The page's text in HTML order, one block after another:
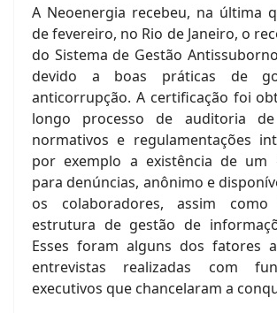
A Neoenergia recebeu, na última
de fevereiro, no Rio de Janeiro, o
do Sistema de Gestão
devido a boas práticas de
anticorrupção. A certificação foi
longo processo de auditoria de
normativos e regulamentações
por exemplo a existência de um
para denúncias, anônimo e
os colaboradores, assim
estrutura de gestão de
Esses foram alguns dos fatores
entrevistas realizadas com
executivos que chancelaram a